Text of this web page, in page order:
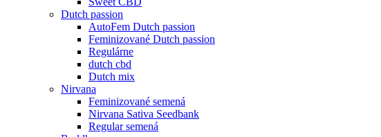
Dutch passion
AutoFem Dutch passion
Feminizované Dutch passion
Regulárne
dutch cbd
Dutch mix
Nirvana
Feminizované semená
Nirvana Sativa Seedbank
Regular semená